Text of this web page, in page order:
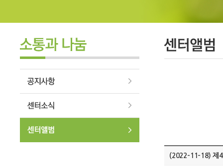
(2022-11-18) 제